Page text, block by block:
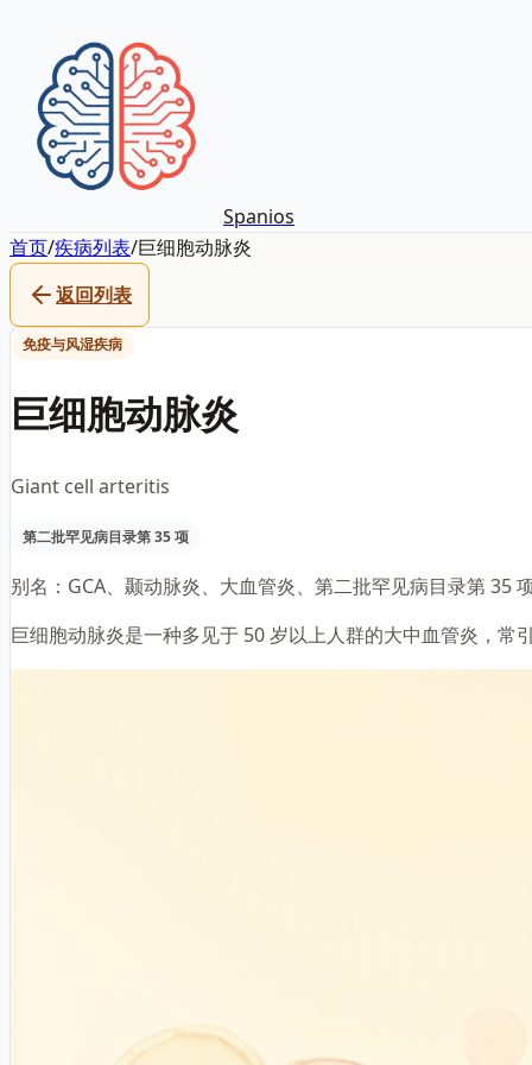
Spanios
首页/疾病列表/巨细胞动脉炎
返回列表
免疫与风湿疾病
巨细胞动脉炎
Giant cell arteritis
第二批罕见病目录第 35 项
别名： GCA、颞动脉炎、大血管炎、第二批罕见病目录第 35
巨细胞动脉炎是一种多见于 50 岁以上人群的大中血管炎，